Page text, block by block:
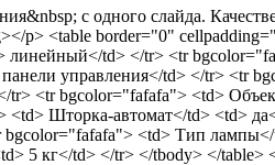
с одного слайда.
p> <table border="0"
линейный</td> </tr> <tr
управления</td> </tr> <tr
tr> <tr bgcolor="fafafa"> <td>
Шторка-автомат</td> <td>
<td> Тип лампы</
5 кг</td> </tr> </tbody> </table>